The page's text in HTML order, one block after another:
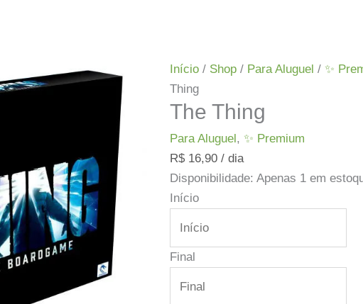
Início / Shop / Para Aluguel / ✨
Thing
The Thing
Para Aluguel, ✨ Premium
R$16,90 / dia
Disponibilidade: Apenas 1 em
Início
Final